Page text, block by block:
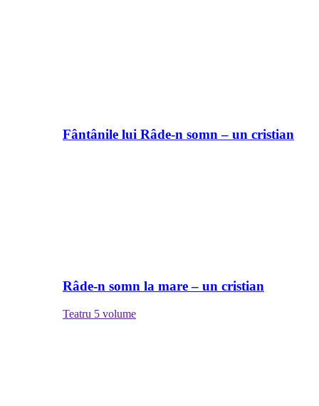
Fântânile lui Râde-n somn – un cristian
Râde-n somn la mare – un cristian
Teatru 5 volume